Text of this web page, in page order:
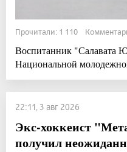
Прочитали: 1 110
Воспитанник "Салавата
Национальной
22:11, 3 авг 2026
Экс-хоккеист
получил